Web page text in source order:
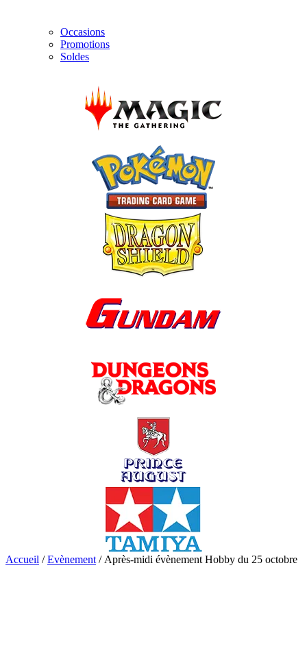
Occasions
Promotions
Soldes
Accueil /Evènement / Après-midi évènement Hobby du 25 octobre